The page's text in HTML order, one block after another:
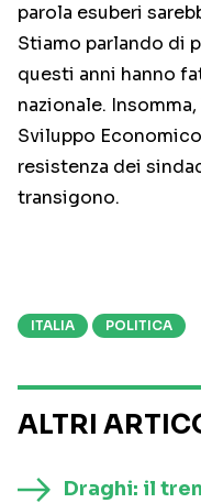
parola esuberi
Stiamo parlando di
questi anni hanno
nazionale.
Sviluppo
resistenza dei
transigono.
ITALIA POLITICA
ALTRI
Draghi: il